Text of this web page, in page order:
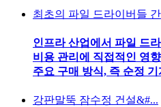
최초의 파일 드라이버들
인프라 산업에서 파일 드
비용 관리에 직접적인 영
주요 구매 방식, 즉 순정
강판말뚝 잠수정 건설&#...